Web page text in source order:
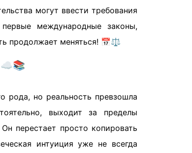
могут ввести требования
международные законы,
продолжает меняться! 📅⚖️
☁️📚
рода, но реальность превзошла
выходит за пределы
перестает просто копировать
интуиция уже не всегда